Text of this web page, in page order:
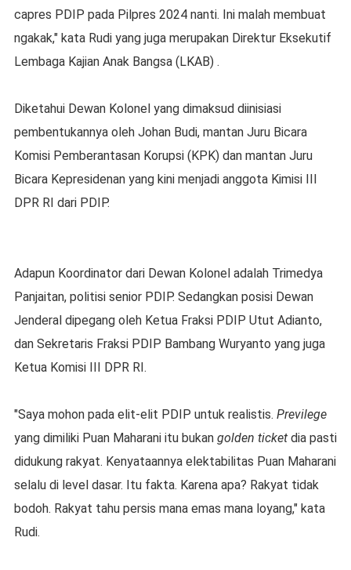
capres PDIP pada Pilpres 2024 nanti. Ini malah membuat
ngakak," kata Rudi yang juga merupakan Direktur Eksekutif
Lembaga Kajian Anak Bangsa (LKAB) .
Diketahui Dewan Kolonel yang dimaksud diinisiasi
pembentukannya oleh Johan Budi, mantan Juru Bicara
Komisi Pemberantasan Korupsi (KPK) dan mantan Juru
Bicara Kepresidenan yang kini menjadi anggota Kimisi III
DPR RI dari PDIP.
Adapun Koordinator dari Dewan Kolonel adalah Trimedya
Panjaitan, politisi senior PDIP. Sedangkan posisi Dewan
Jenderal dipegang oleh Ketua Fraksi PDIP Utut Adianto,
dan Sekretaris Fraksi PDIP Bambang Wuryanto yang juga
Ketua Komisi III DPR RI.
"Saya mohon pada elit-elit PDIP untuk realistis. Previlege
yang dimiliki Puan Maharani itu bukan golden ticketdia pasti
didukung rakyat. Kenyataannya elektabilitas Puan Maharani
selalu di level dasar. Itu fakta. Karena apa? Rakyat tidak
bodoh. Rakyat tahu persis mana emas mana loyang," kata
Rudi.